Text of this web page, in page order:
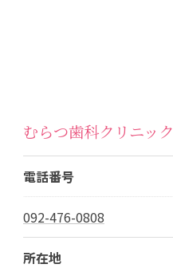
むらつ歯科クリニック
電話番号
092-476-0808
所在地